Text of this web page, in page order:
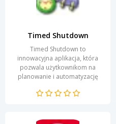
Timed Shutdown
Timed Shutdown to
innowacyjna aplikacja, która
pozwala użytkownikom na
planowanie i automatyzację
operacyjnego. Dzięki tej